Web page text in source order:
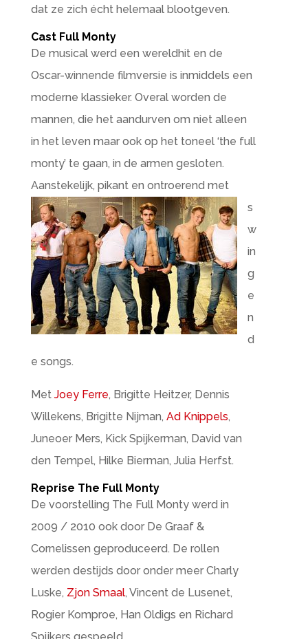
dat ze zich écht helemaal blootgeven.
Cast Full Monty
De musical werd een wereldhit en de
Oscar-winnende filmversie is inmiddels een
moderne klassieker. Overal worden de
mannen, die het aandurven om niet alleen
in het leven maar ook op het toneel ‘the full
monty’ te gaan, in de armen gesloten.
Aanstekelijk, pikant en ontroerend met
s
w
in
g
e
n
d
e songs.
Met Joey Ferre, Brigitte Heitzer, Dennis
Willekens, Brigitte Nijman, Ad Knippels,
Juneoer Mers, Kick Spijkerman, David van
den Tempel, Hilke Bierman, Julia Herfst.
Reprise The Full Monty
De voorstelling The Full Monty werd in
2009 / 2010 ook door De Graaf &
Cornelissen geproduceerd. De rollen
werden destijds door onder meer Charly
Luske, Zjon Smaal, Vincent de Lusenet,
Rogier Komproe, Han Oldigs en Richard